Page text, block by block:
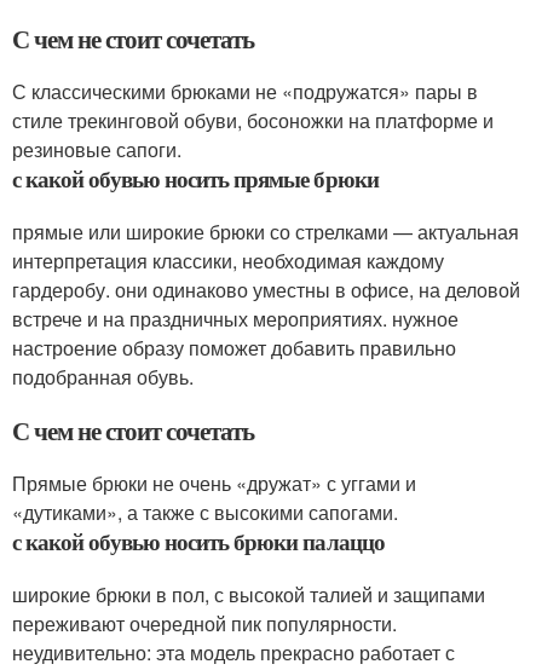
С чем не стоит сочетать
С классическими брюками не «подружатся» пары в
стиле трекинговой обуви, босоножки на платформе и
резиновые сапоги.
с какой обувью носить прямые брюки
прямые или широкие брюки со стрелками — актуальная
интерпретация классики, необходимая каждому
гардеробу. они одинаково уместны в офисе, на деловой
встрече и на праздничных мероприятиях. нужное
настроение образу поможет добавить правильно
подобранная обувь.
С чем не стоит сочетать
Прямые брюки не очень «дружат» с уггами и
«дутиками», а также с высокими сапогами.
с какой обувью носить брюки палаццо
широкие брюки в пол, с высокой талией и защипами
переживают очередной пик популярности.
неудивительно: эта модель прекрасно работает с